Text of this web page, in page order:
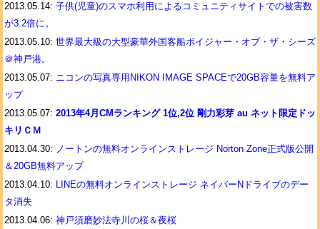
2013.05.14: 子供(児童)のスマホ利用によるコミュニティサイトでの被害数
が3.2倍に。
2013.05.10: 世界最大級の大型豪華外国客船ボイジャー・オブ・ザ・シーズ
＠神戸港。
2013.05.07: ニコンの写真専用NIKON IMAGE SPACEで20GB容量を無料ア
ップ
2013.05.07: 2013年4月CMランキング 1位,2位 剛力彩芽 au ネット限定ドッ
キリＣＭ
2013.04.30: ノートンの無料オンラインストレージ Norton Zone正式版公開
＆20GB無料アップ
2013.04.10: LINEの無料オンラインストレージ ネイバーNドライブのデー
タ消失
2013.04.06: 神戸須磨妙法寺川の桜＆夜桜